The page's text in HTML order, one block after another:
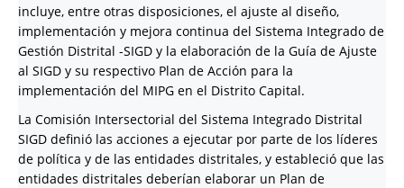
incluye, entre otras disposiciones, el ajuste al diseño,
implementación y mejora continua del Sistema Integrado de
Gestión Distrital -SIGD y la elaboración de la Guía de Ajuste
al SIGD y su respectivo Plan de Acción para la
implementación del MIPG en el Distrito Capital.
La Comisión Intersectorial del Sistema Integrado Distrital
SIGD definió las acciones a ejecutar por parte de los líderes
de política y de las entidades distritales, y estableció que las
entidades distritales deberían elaborar un Plan de